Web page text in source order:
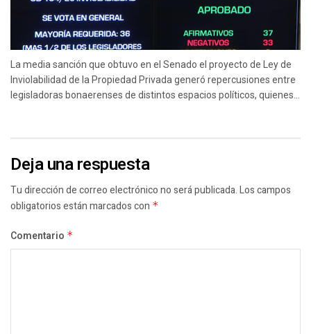
La media sanción que obtuvo en el Senado el proyecto de Ley de
Inviolabilidad de la Propiedad Privada generó repercusiones entre
legisladoras bonaerenses de distintos espacios políticos, quienes...
Deja una respuesta
Tu dirección de correo electrónico no será publicada.Los campos
obligatorios están marcados con *
Comentario *